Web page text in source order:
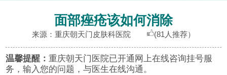
面部痤疮该如何消除
来源：重庆朝天门皮肤科医院 (81人推荐）
温馨提醒：重庆朝天门医院已开通网上在线咨询挂号服
务，输入您的问题，与医生在线沟通。